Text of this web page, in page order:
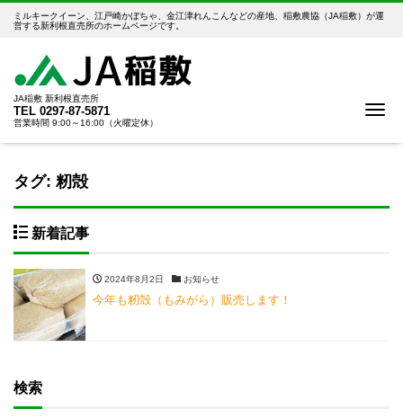
ミルキークイーン、江戸崎かぼちゃ、金江津れんこんなどの産地、稲敷農協（JA稲敷）が運
営する新利根直売所のホームページです。
JA稲敷 新利根直売所
TEL 0297-87-5871
営業時間 9:00～16:00（火曜定休）
タグ: 籾殻
新着記事
2024年8月2日 お知らせ
今年も籾殻（もみがら）販売します！
検索